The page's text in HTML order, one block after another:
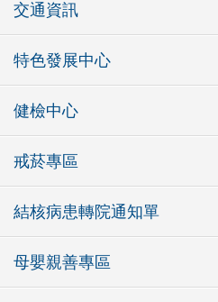
交通資訊
特色發展中心
健檢中心
戒菸專區
結核病患轉院通知單
母嬰親善專區